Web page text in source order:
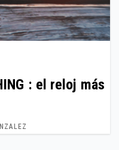
: el reloj más